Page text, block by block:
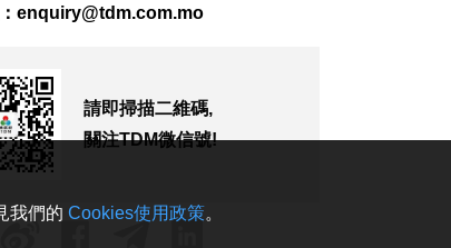
488
0
環保規劃編製及固體
2026-08-06 16:06
enquiry@tdm.com.mo
請即掃描二維碼,
關注TDM微信號!
我們的 Cookies使用政策。